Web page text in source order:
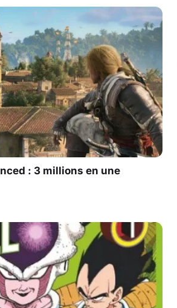
: 3 millions en une